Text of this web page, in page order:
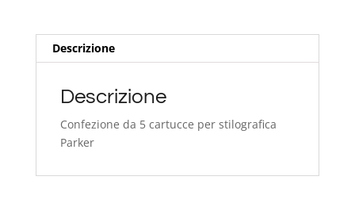
Descrizione
Descrizione
Confezione da 5 cartucce per stilografica
Parker